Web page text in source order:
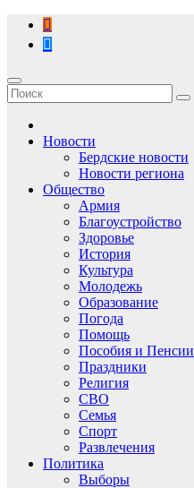
Перейти
содержимому
Новости
Бердские новости
Новости региона
Общество
Армия
Благоустройство
Здоровье
История
Культура
Молодежь
Образование
Погода
Помощь
Пособия и Пенсии
Праздники
Религия
СВО
Семья
Спорт
Развлечения
Политика
Выборы